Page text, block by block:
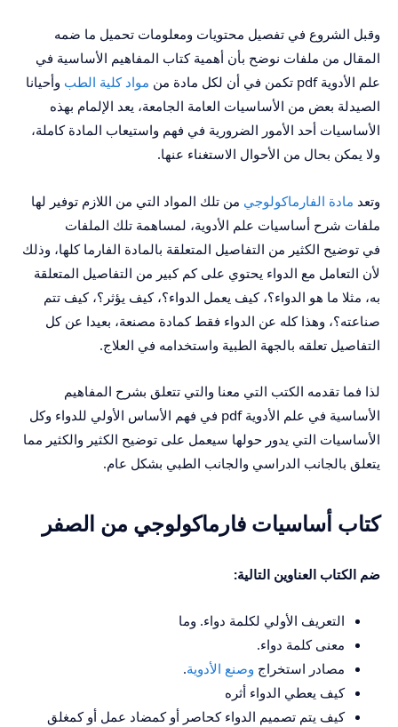
وقبل الشروع في تفصيل محتويات ومعلومات تحميل ما ضمه
المقال من ملفات نوضح بأن أهمية كتاب المفاهيم الأساسية في
علم الأدوية pdf تكمن في أن لكل مادة من
مواد كلية الطب وأحيانا
الصيدلة بعض من الأساسيات العامة الجامعة، يعد الإلمام بهذه
الأساسيات أحد الأمور الضرورية في فهم واستيعاب المادة كاملة،
ولا يمكن بحال من الأحوال الاستغناء عنها.
وتعد مادة الفارماكولوجي من تلك المواد التي من اللازم توفير لها
ملفات شرح أساسيات علم الأدوية، لمساهمة تلك الملفات
في توضيح الكثير من التفاصيل المتعلقة بالمادة الفارما كلها، وذلك
لأن التعامل مع الدواء يحتوي على كم كبير من التفاصيل المتعلقة
به، مثلا ما هو الدواء؟، كيف يعمل الدواء؟، كيف يؤثر؟، كيف تتم
صناعته؟، وهذا كله عن الدواء فقط كمادة مصنعة، بعيدا عن كل
التفاصيل تعلقه بالجهة الطبية واستخدامه في العلاج.
لذا فما تقدمه الكتب التي معنا والتي تتعلق بشرح المفاهيم
الأساسية في علم الأدوية pdf في فهم الأساس الأولي للدواء وكل
الأساسيات التي يدور حولها سيعمل على توضيح الكثير والكثير مما
يتعلق بالجانب الدراسي والجانب الطبي بشكل عام.
كتاب أساسيات فارماكولوجي من الصفر
ضم الكتاب العناوين التالية:
التعريف الأولي لكلمة دواء. وما
معنى كلمة دواء.
مصادر استخراج وصنع الأدوية.
كيف يعطي الدواء أثره
كيف يتم تصميم الدواء كحاصر أو كمضاد عمل أو كمغلق